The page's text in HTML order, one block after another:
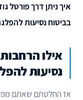
איך ניתן דרך פורטל
בביטוח נסיעות
אילו
נסיעות
אז החלטתם שאתם